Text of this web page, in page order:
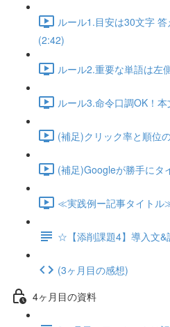
ルール1.目安は30文字
(2:42)
ルール2.重要な単語は左
ルール3.命令口調OK！
(補足)クリック率と順位
(補足)Googleが勝手にタ
≪実践例ー記事タイトル
☆【添削課題4】導入文&
(3ヶ月目の感想)
4ヶ月目の資料